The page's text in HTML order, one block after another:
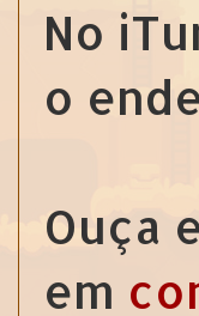
No
o
Ouça
em